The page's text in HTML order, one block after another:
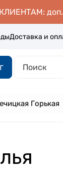
доп.
Доставка и
Горькая